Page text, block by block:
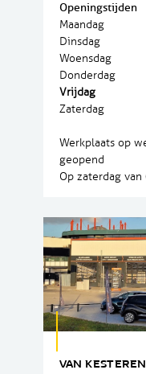
Openingstijden
Maandag
Dinsdag
Woensdag
Donderdag
Vrijdag
Zaterdag
Werkplaats op
geopend
Op zaterdag
VAN